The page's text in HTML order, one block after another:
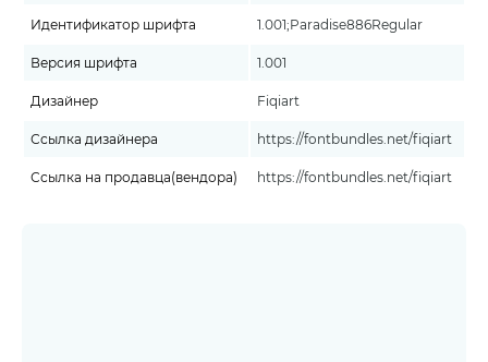
Идентификатор шрифта 1.001;Paradise886Regular
Версия шрифта 1.001
Дизайнер Fiqiart
Ссылка дизайнера https://fontbundles.net/fiqiart
Ссылка на продавца(вендора) https://fontbundles.net/fiqiart